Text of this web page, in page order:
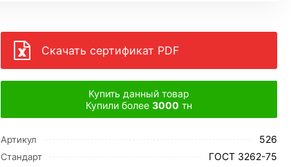
Скачать сертификат PDF
Купить данный товар
Купили более 3000 тн
Артикул 526
Стандарт ГОСТ 3262-75